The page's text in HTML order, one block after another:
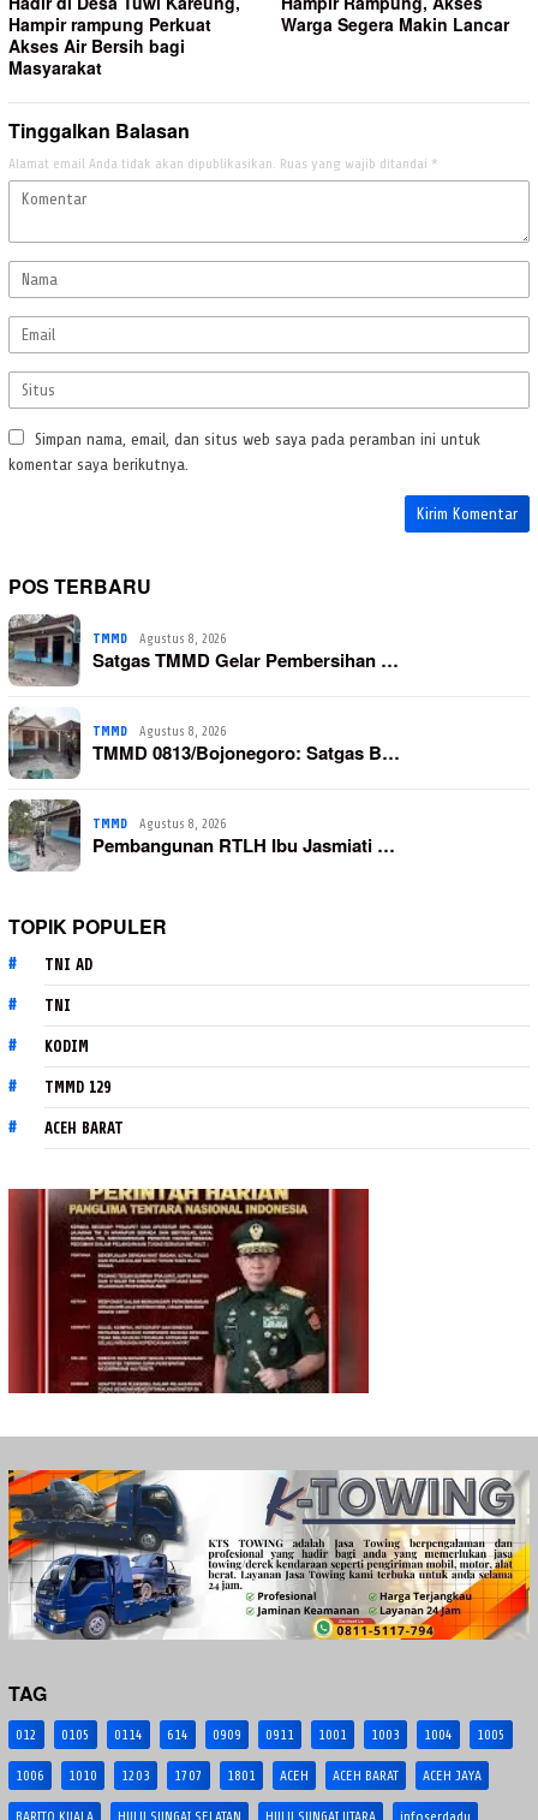
Hampir rampung Perkuat
Akses Air Bersih bagi
Masyarakat
Warga Segera Makin Lancar
Tinggalkan Balasan
Alamat email Anda tidak akan dipublikasikan. Ruas yang wajib ditandai *
Simpan nama, email, dan situs web saya pada peramban ini untuk
komentar saya berikutnya.
POS TERBARU
TMMD Agustus 8, 2026
Satgas TMMD Gelar Pembersihan …
TMMD Agustus 8, 2026
TMMD 0813/Bojonegoro: Satgas B…
TMMD Agustus 8, 2026
Pembangunan RTLH Ibu Jasmiati …
TOPIK POPULER
TNI AD
TNI
KODIM
TMMD 129
ACEH BARAT
TAG
012 0105 0114 614 0909 0911 1001 1003 1004 1005
1006 1010 1203 1707 1801 ACEH ACEH BARAT ACEH JAYA
BARITO KUALA HULU SUNGAI SELATAN HULU SUNGAI UTARA infoserdadu